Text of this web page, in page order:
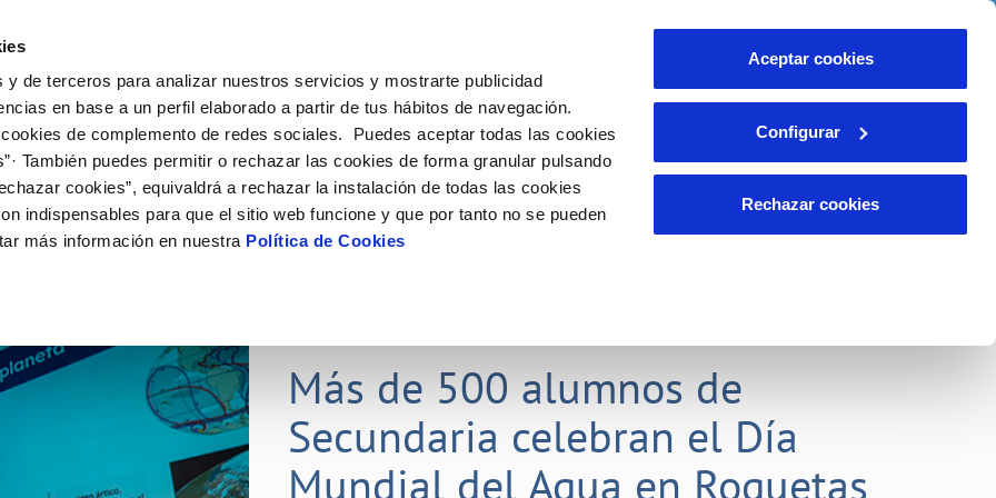
y de terceros para analizar nuestros servicios y mostrarte publicidad
en base a un perfil elaborado a partir de tus hábitos de navegación.
de complemento de redes sociales. Puedes aceptar todas las cookies
También puedes permitir o rechazar las cookies de forma granular pulsando
cookies”, equivaldrá a rechazar la instalación de todas las cookies
indispensables para que el sitio web funcione y que por tanto no se pueden
más información en nuestra Política de Cookies
Aceptar cookies
Configurar
Rechazar cookies
de titular
de suministro
obras
MODIFICACIÓN DE DATOS
Actualizar datos bancarios
Actualizar datos de domicilio
INCIDENCIAS
Comunica anomalías o posibles
VER TODAS LAS GESTIONES
Tu Servicio
AL CLIENTE
contacto
y afectaciones
e impresos
COMPROMISO DE SERVICIO
Carta de compromisos
Customer Counsel (Defensa del cliente)
Tu Agua
del agua
CUIDADOS DEL AGUA
Consejos de ahorro
Medidas contra la sequía
Conócenos
DE GESTIÓN Y CERTIFICADOS
CONTRATACIÓN
Licitaciones en curso
EMPLEO
Nuestros compromisos
Más de 500 alumnos de
Secundaria celebran el Día
Mundial del Agua en Roquetas